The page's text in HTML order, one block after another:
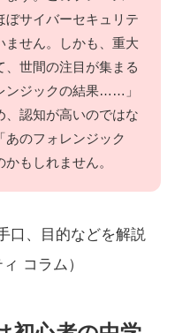
ぼサイバーセキュリテ
ません。しかも、重大
、世間の注目が集まる
ンジックの結果……」
、認知が高いのではな
あのフォレンジック
もしれません。
口、目的などを解説
コラム）